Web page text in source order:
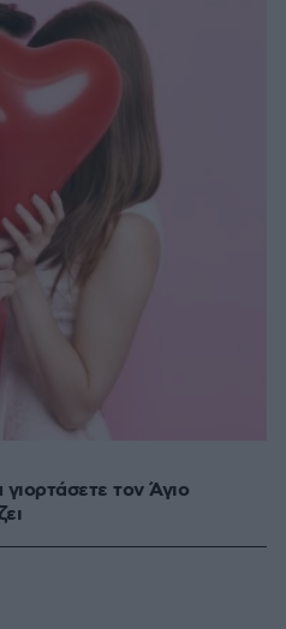
γιορτάσετε τον Άγιο